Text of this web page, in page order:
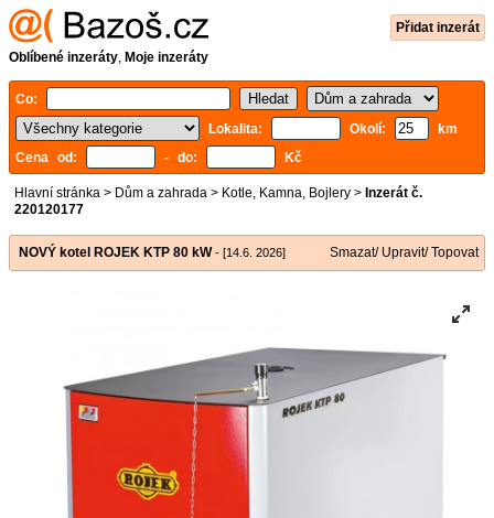
Přidat inzerát
Oblíbené inzeráty, Moje inzeráty
Co:
Lokalita:
Okolí:
km
Cena od:
- do: Kč
Hlavní stránka > Dům a zahrada > Kotle, Kamna, Bojlery > Inzerát č.
220120177
NOVÝ kotel ROJEK KTP 80 kW- [14.6. 2026] Smazat/ Upravit/ Topovat